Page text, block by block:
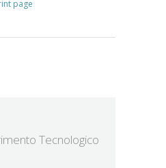
page
Tecnologico